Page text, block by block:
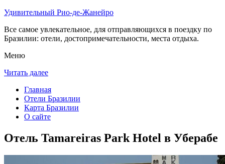
Удивительный Рио-де-Жанейро
Все самое увлекательное, для отправляющихся в поездку по
Бразилии: отели, достопримечательности, места отдыха.
Меню
Читать далее
Главная
Отели Бразилии
Карта Бразилии
О сайте
Отель Tamareiras Park Hotel в Уберабе